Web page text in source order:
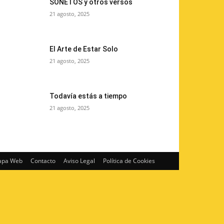
SONETOS y otros versos
21 agosto, 2025
El Arte de Estar Solo
21 agosto, 2025
Todavía estás a tiempo
21 agosto, 2025
Web Contacto Aviso Legal Política de Cookies